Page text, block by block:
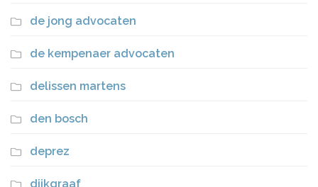
de jong advocaten
de kempenaer advocaten
delissen martens
den bosch
deprez
dijkgraaf